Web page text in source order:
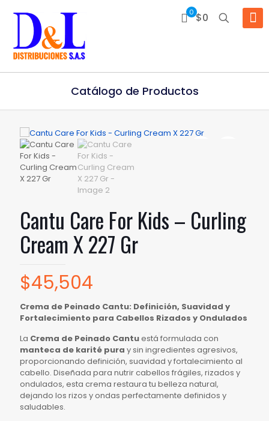
0 $0
Catálogo de Productos
Cantu Care For Kids – Curling
Cream X 227 Gr
$45,504
Crema de Peinado Cantu: Definición, Suavidad y
Fortalecimiento para Cabellos Rizados y Ondulados
La Crema de Peinado Cantuestá formulada con
manteca de karité pura y sin ingredientes agresivos,
proporcionando definición, suavidad y fortalecimiento al
cabello. Diseñada para nutrir cabellos frágiles, rizados y
ondulados, esta crema restaura tu belleza natural,
dejando los rizos y ondas perfectamente definidos y
saludables.